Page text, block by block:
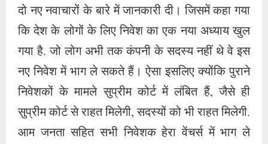
दो नए नवाचारों के बारे में जानकारी दी। जिसमें कहा गया
कि देश के लोगों के लिए निवेश का एक नया अध्याय खुल
गया है. जो लोग अभी तक कंपनी के सदस्य नहीं थे वे इस
नए निवेश में भाग ले सकते हैं। ऐसा इसलिए क्योंकि पुराने
निवेशकों के मामले सुप्रीम कोर्ट में लंबित हैं, जैसे ही
सुप्रीम कोर्ट से राहत मिलेगी, सदस्यों को भी राहत मिलेगी.
आम जनता सहित सभी निवेशक हेरा वेंचर्स में भाग ले